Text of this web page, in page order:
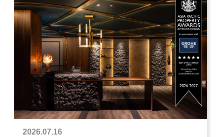
2026.07.16